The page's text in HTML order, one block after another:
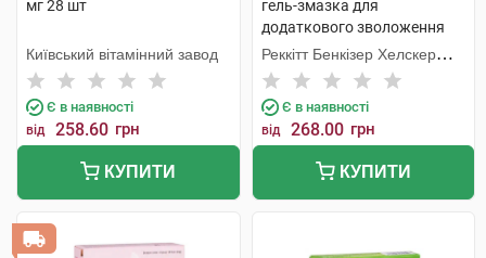
мг 28 шт
Київський вітамінний завод
Є в наявності
від 258.60 грн
КУПИТИ
гель-змазка для
додаткового зволоження
100 мл флакон
Реккітт Бенкізер Хелскер
Мануфектурінг
Є в наявності
від 268.00 грн
КУПИТИ